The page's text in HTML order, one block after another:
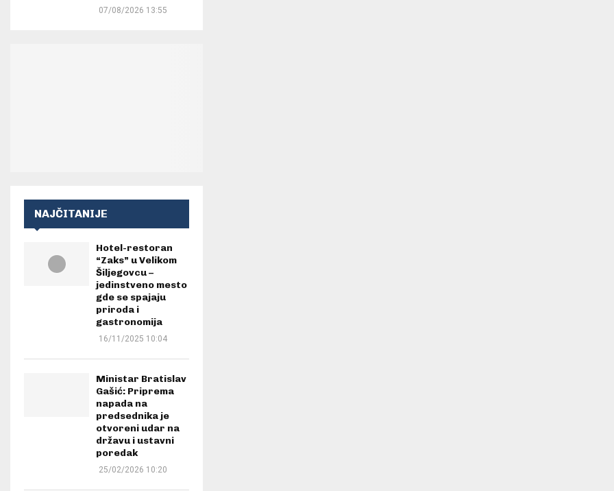
07/08/2026 13:55
NAJČITANIJE
Hotel-restoran
“Zaks” u Velikom
Šiljegovcu –
jedinstveno mesto
gde se spajaju
priroda i
gastronomija
16/11/2025 10:04
Ministar Bratislav
Gašić: Priprema
napada na
predsednika je
otvoreni udar na
državu i ustavni
poredak
25/02/2026 10:20